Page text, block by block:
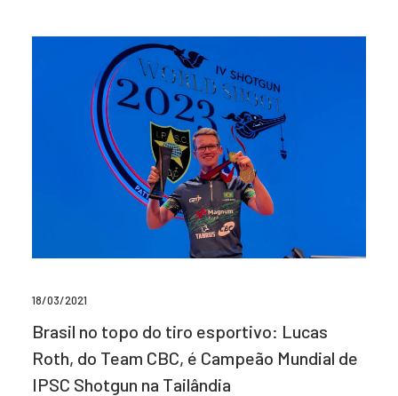
18/03/2021
Brasil no topo do tiro esportivo: Lucas
Roth, do Team CBC, é Campeão Mundial de
IPSC Shotgun na Tailândia